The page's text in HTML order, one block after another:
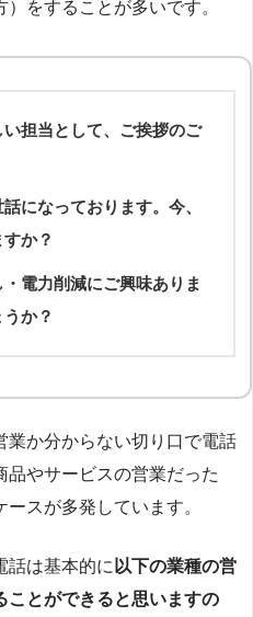
）をすることが多いです。
担当として、ご挨拶のご
になっております。今、
か？
電力削減にご興味ありま
か？
業か分からない切り口で電話
品やサービスの営業だった
スが多発しています。
話は基本的に 以下の業種の営
ことができると思いますの